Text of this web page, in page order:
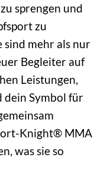
sprengen und
zu
sind mehr als nur
Begleiter auf
Leistungen,
dein Symbol für
Knight® MMA
was sie so